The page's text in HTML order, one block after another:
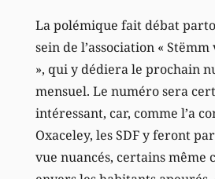
La polémique fait débat
sein de l’association «
», qui y dédiera le prochain
mensuel. Le numéro sera
intéressant, car, comme l’a
Oxaceley, les SDF y feront
vue nuancés, certains même